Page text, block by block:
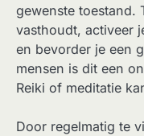
gewenste toestand.
vasthoudt, activeer
en bevorder je een
mensen is dit een
Reiki of meditatie
Door regelmatig te